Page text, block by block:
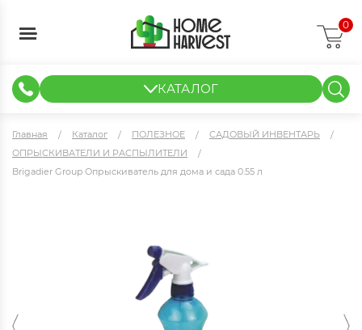
0
КАТАЛОГ
Главная Каталог ПОЛЕЗНОЕ
САДОВЫЙ ИНВЕНТАРЬ
ОПРЫСКИВАТЕЛИ И РАСПЫЛИТЕЛИ
Brigadier Group Опрыскиватель для дома и сада 0.55 л